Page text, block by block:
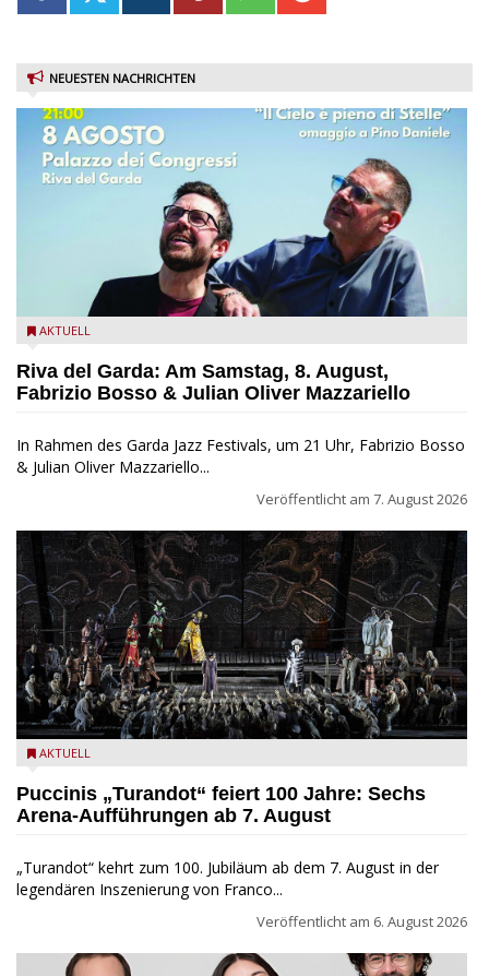
NEUESTEN NACHRICHTEN
Fabrizio Bosso & Julian Oliver Mazzariello zu Gast beim Garda
AKTUELL
Riva del Garda: Am Samstag, 8. August,
Fabrizio Bosso & Julian Oliver Mazzariello
In Rahmen des Garda Jazz Festivals, um 21 Uhr, Fabrizio Bosso
& Julian Oliver Mazzariello...
Veröffentlicht am 7. August 2026
Turandot in der Arena von Verona - Ennevi für Fondazione
AKTUELL
Puccinis „Turandot“ feiert 100 Jahre: Sechs
Arena-Aufführungen ab 7. August
„Turandot“ kehrt zum 100. Jubiläum ab dem 7. August in der
legendären Inszenierung von Franco...
Veröffentlicht am 6. August 2026